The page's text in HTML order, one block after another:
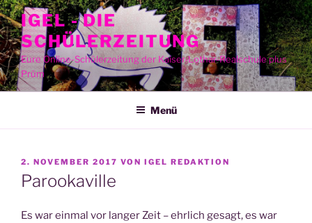
Zum
Inhalt
springen
IGEL - DIE
SCHÜLERZEITUNG
Eure Online-Schülerzeitung der Kaiser-Lothar-Realschule plus
Prüm
Menü
VERÖFFENTLICHT
AM
2. NOVEMBER 2017 VON IGEL REDAKTION
Parookaville
Es war ein­mal vor lan­ger Zeit – ehr­lich gesagt, es war